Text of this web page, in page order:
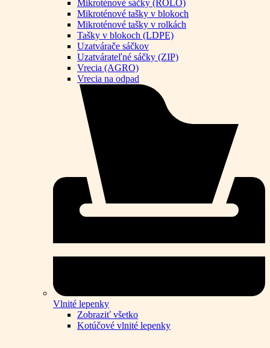
Mikroténové sáčky (ROLO)
Mikroténové tašky v blokoch
Mikroténové tašky v rolkách
Tašky v blokoch (LDPE)
Uzatvárače sáčkov
Uzatvárateľné sáčky (ZIP)
Vrecia (AGRO)
Vrecia na odpad
Vlnité lepenky
Zobraziť všetko
Kotúčové vlnité lepenky